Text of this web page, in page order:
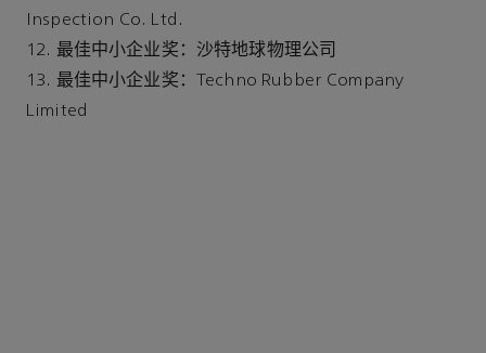
Inspection Co. Ltd.
12. 最佳中小企业奖：沙特地球物理公司
13. 最佳中小企业奖：Techno Rubber Company
Limited